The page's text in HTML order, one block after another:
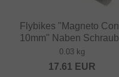
Flybikes "Magneto
10mm" Naben
0.03 kg
17.61 EUR